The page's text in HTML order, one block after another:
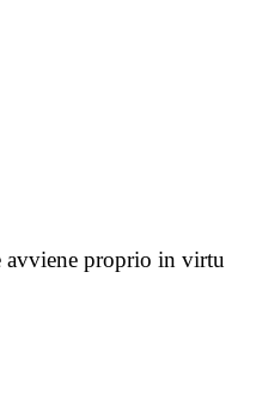
avviene proprio in virtu